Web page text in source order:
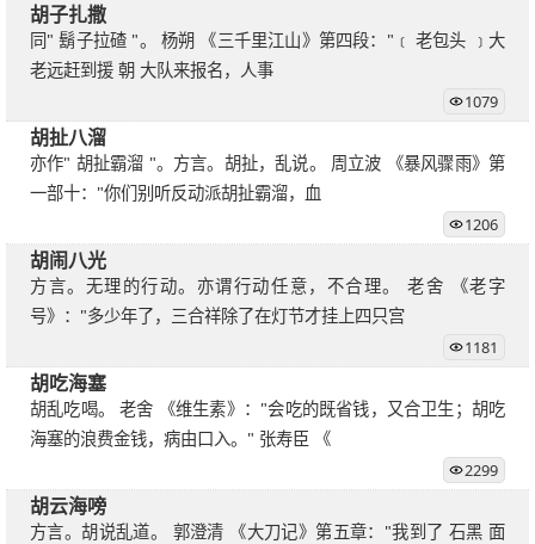
胡子扎撒
同" 鬍子拉碴 "。 杨朔 《三千里江山》第四段："﹝ 老包头 ﹞大
老远赶到援 朝 大队来报名，人事
1079
胡扯八溜
亦作" 胡扯霸溜 "。方言。胡扯，乱说。 周立波 《暴风骤雨》第
一部十："你们别听反动派胡扯霸溜，血
1206
胡闹八光
方言。无理的行动。亦谓行动任意，不合理。 老舍 《老字
号》："多少年了，三合祥除了在灯节才挂上四只宫
1181
胡吃海塞
胡乱吃喝。 老舍 《维生素》："会吃的既省钱，又合卫生；胡吃
海塞的浪费金钱，病由口入。" 张寿臣 《
2299
胡云海嗙
方言。胡说乱道。 郭澄清 《大刀记》第五章："我到了 石黑 面